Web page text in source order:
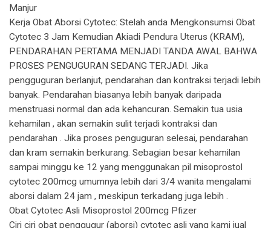
Manjur
Kerja Obat Aborsi Cytotec: Stelah anda Mengkonsumsi Obat
Cytotec 3 Jam Kemudian Akiadi Pendura Uterus (KRAM),
PENDARAHAN PERTAMA MENJADI TANDA AWAL BAHWA
PROSES PENGUGURAN SEDANG TERJADI. Jika
pengguguran berlanjut, pendarahan dan kontraksi terjadi lebih
banyak. Pendarahan biasanya lebih banyak daripada
menstruasi normal dan ada kehancuran. Semakin tua usia
kehamilan , akan semakin sulit terjadi kontraksi dan
pendarahan . Jika proses penguguran selesai, pendarahan
dan kram semakin berkurang. Sebagian besar kehamilan
sampai minggu ke 12 yang menggunakan pil misoprostol
cytotec 200mcg umumnya lebih dari 3/4 wanita mengalami
aborsi dalam 24 jam , meskipun terkadang juga lebih .
Obat Cytotec Asli Misoprostol 200mcg Pfizer
Ciri ciri obat penggugur (aborsi) cytotec asli yang kami jual